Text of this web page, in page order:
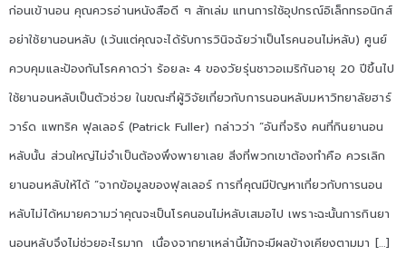
ก่อนเข้านอน คุณควรอ่านหนังสือดี ๆ สักเล่ม แทนการใช้อุปกรณ์อิเล็กทรอนิกส์
อย่าใช้ยานอนหลับ (เว้นแต่คุณจะได้รับการวินิจฉัยว่าเป็นโรคนอนไม่หลับ) ศูนย์
ควบคุมและป้องกันโรคคาดว่า ร้อยละ 4 ของวัยรุ่นชาวอเมริกันอายุ 20 ปีขึ้นไป
ใช้ยานอนหลับเป็นตัวช่วย ในขณะที่ผู้วิจัยเกี่ยวกับการนอนหลับมหาวิทยาลัยฮาร์
วาร์ด แพทริค ฟุลเลอร์ (Patrick Fuller) กล่าวว่า “อันที่จริง คนที่กินยานอน
หลับนั้น ส่วนใหญ่ไม่จำเป็นต้องพึ่งพายาเลย สิ่งที่พวกเขาต้องทำคือ ควรเลิก
ยานอนหลับให้ได้ ”จากข้อมูลของฟุลเลอร์ การที่คุณมีปัญหาเกี่ยวกับการนอน
หลับไม่ได้หมายความว่าคุณจะเป็นโรคนอนไม่หลับเสมอไป เพราะฉะนั้นการกินยา
นอนหลับจึงไม่ช่วยอะไรมาก เนื่องจากยาเหล่านี้มักจะมีผลข้างเคียงตามมา […]